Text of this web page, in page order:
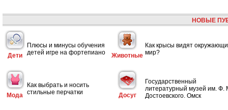
НОВЫЕ
Дети
Плюсы и минусы обучения
детей игре на фортепиано
Животные
Как крысы видят
мир?
Мода
Как выбрать и носить
стильные перчатки
Досуг
Государственный
литературный музей им. Ф.
Достоевского. Омск